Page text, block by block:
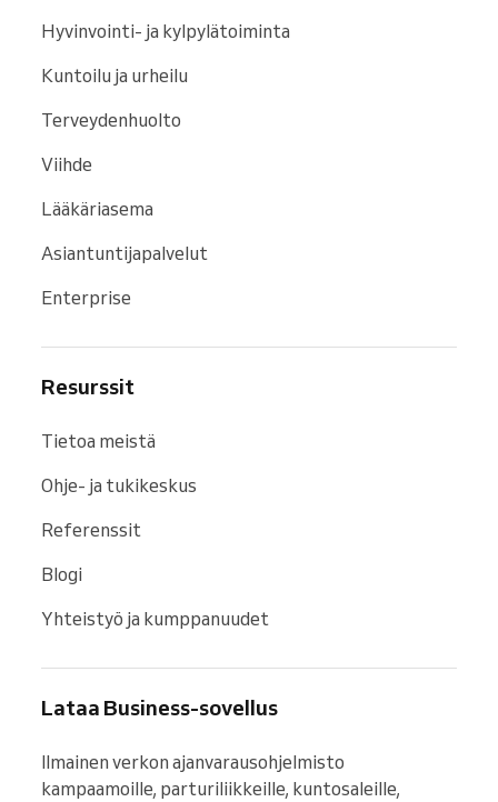
Hyvinvointi- ja kylpylätoiminta
Kuntoilu ja urheilu
Terveydenhuolto
Viihde
Lääkäriasema
Asiantuntijapalvelut
Enterprise
Resurssit
Tietoa meistä
Ohje- ja tukikeskus
Referenssit
Blogi
Yhteistyö ja kumppanuudet
Lataa Business-sovellus
Ilmainen verkon ajanvarausohjelmisto
kampaamoille, parturiliikkeille, kuntosaleille,